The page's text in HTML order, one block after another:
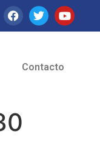
Contacto